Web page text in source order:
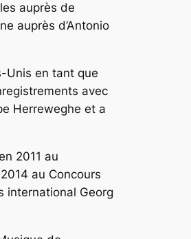
auprès de
auprès d’Antonio
Unis en tant que
avec
Herreweghe et a
2011 au
au Concours
international Georg